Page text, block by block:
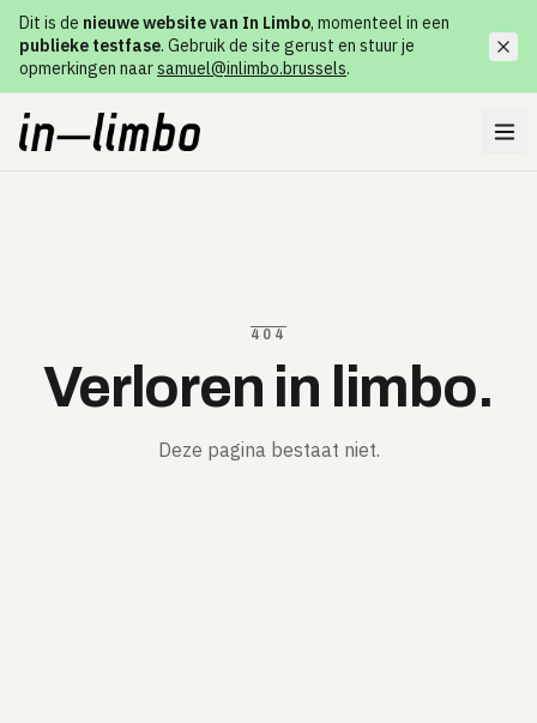
Dit is de nieuwe website van In Limbo, momenteel in een
publieke testfase. Gebruik de site gerust en stuur je
opmerkingen naarsamuel@inlimbo.brussels.
404
Verloren in limbo.
Deze pagina bestaat niet.